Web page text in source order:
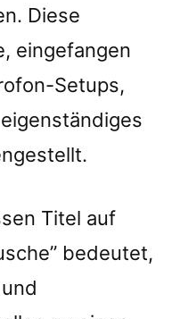
Diese
eingefangen
Setups,
Titel auf
bedeutet,